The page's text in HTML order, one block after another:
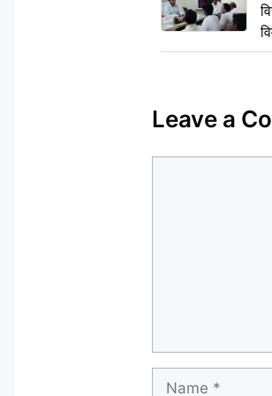
Leave a
Name